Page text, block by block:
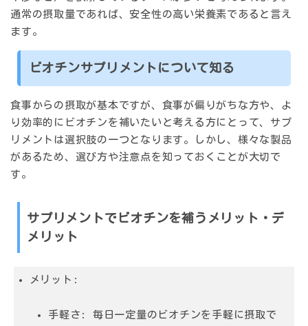
通常の摂取量であれば、安全性の高い栄養素であると言え
ます。
ビオチンサプリメントについて知る
食事からの摂取が基本ですが、食事が偏りがちな方や、よ
り効率的にビオチンを補いたいと考える方にとって、サプ
リメントは選択肢の一つとなります。しかし、様々な製品
があるため、選び方や注意点を知っておくことが大切で
す。
サプリメントでビオチンを補うメリット・デ
メリット
メリット:
手軽さ:
毎日一定量のビオチンを手軽に摂取で